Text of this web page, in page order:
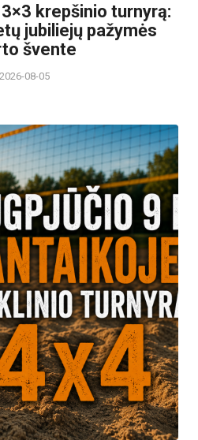
krepšinio turnyrą:
jubiliejų pažymės
švente
2026-08-05